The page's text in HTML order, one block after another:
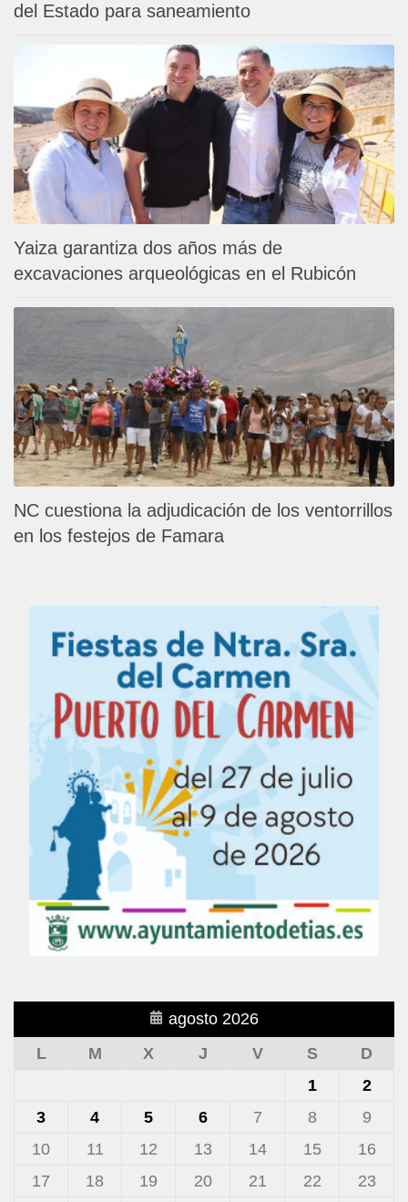
del Estado para saneamiento
Yaiza garantiza dos años más de
excavaciones arqueológicas en el Rubicón
NC cuestiona la adjudicación de los ventorrillos
en los festejos de Famara
agosto 2026
L
M X J V S
D
1
2
3
4 5 6 7 8
9
10
11 12 13 14 15
16
17
18 19 20 21 22
23